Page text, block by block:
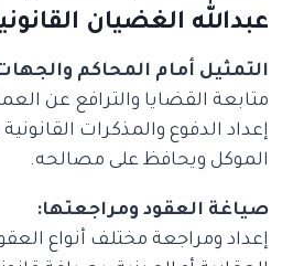
عبدالله الغضيان
التمثيل أمام المحاكم
متابعة القضايا والترافع عن
إعداد الدفوع والمذكرات
الموكل ويحافظ على مصالحه.
صياغة العقود ومراجعتها:
إعداد ومراجعة مختلف أنواع